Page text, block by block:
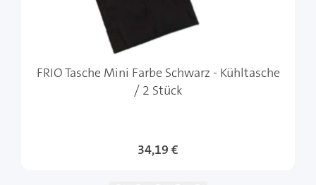
FRIO Tasche Mini Farbe Schwarz - Kühltasche
/ 2 Stück
Sonderangebot
34,19 €